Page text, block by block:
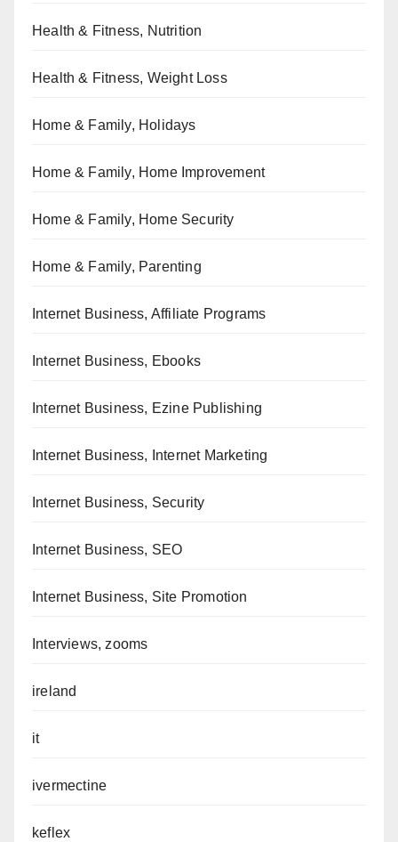
Health & Fitness, Nutrition
Health & Fitness, Weight Loss
Home & Family, Holidays
Home & Family, Home Improvement
Home & Family, Home Security
Home & Family, Parenting
Internet Business, Affiliate Programs
Internet Business, Ebooks
Internet Business, Ezine Publishing
Internet Business, Internet Marketing
Internet Business, Security
Internet Business, SEO
Internet Business, Site Promotion
Interviews, zooms
ireland
it
ivermectine
keflex